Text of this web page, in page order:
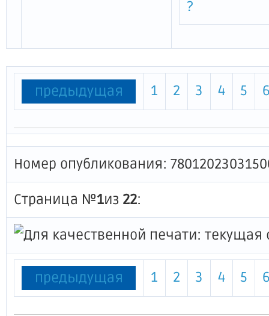
?
предыдущая 1 2 3 4 5
Номер опубликования:
Страница №1из 22:
предыдущая 1 2 3 4 5